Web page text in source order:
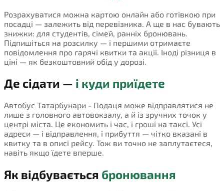
Розрахуватися можна картою онлайн або готівкою при
посадці — залежить від перевізника. А ще в нас бувають
знижки: для студентів, сімей, ранніх бронювань.
Підпишіться на розсилку — і першими отримаєте
повідомлення про гарячі квитки та акції. Іноді різниця в
ціні — як безкоштовний обід у дорозі.
Де сідати — і куди приїдете
Автобус Татарбунари - Подаця може відправлятися не
лише з головного автовокзалу, а й із зручних точок у
центрі міста. Це економить і час, і гроші на таксі. Усі
адреси — і відправлення, і прибуття — чітко вказані в
квитку та в описі рейсу. Тож ви точно не заплутаєтеся,
навіть якщо їдете вперше.
Як відбувається бронювання